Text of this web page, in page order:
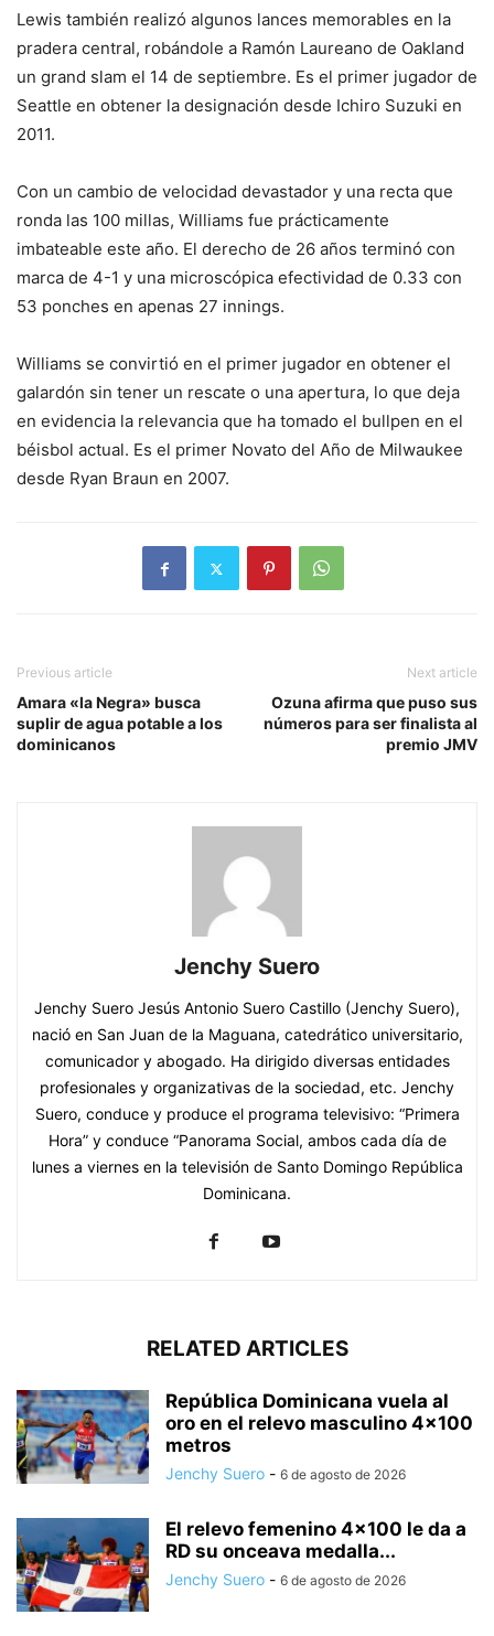
Lewis también realizó al­gunos lances memorables en la
pradera central, ro­bándole a Ramón Laureano de Oakland
un grand slam el 14 de septiembre. Es el primer jugador de
Seatt­le en obtener la designa­ción desde Ichiro Suzuki en
2011.
Con un cambio de velo­cidad devastador y una rec­ta que
ronda las 100 millas, Williams fue prácticamen­te
imbateable este año. El derecho de 26 años termi­nó con
marca de 4-1 y una microscópica efectividad de 0.33 con
53 ponches en apenas 27 innings.
Williams se convirtió en el primer jugador en obte­ner el
galardón sin tener un rescate o una apertura, lo que deja
en evidencia la re­levancia que ha tomado el bullpen en el
béisbol actual. Es el primer Novato del Año de Milwaukee
desde Ryan Braun en 2007.
Previous article
Amara «la Negra» busca
suplir de agua potable a los
dominicanos
Next article
Ozuna afirma que puso sus
números para ser finalista al
premio JMV
Jenchy Suero
Jenchy Suero Jesús Antonio Suero Castillo (Jenchy Suero),
nació en San Juan de la Maguana, catedrático universitario,
comunicador y abogado. Ha dirigido diversas entidades
profesionales y organizativas de la sociedad, etc. Jenchy
Suero, conduce y produce el programa televisivo: “Primera
Hora” y conduce “Panorama Social, ambos cada día de
lunes a viernes en la televisión de Santo Domingo República
Dominicana.
RELATED ARTICLES
República Dominicana vuela al
oro en el relevo masculino 4×100
metros
Jenchy Suero - 6 de agosto de 2026
El relevo femenino 4×100 le da a
RD su onceava medalla...
Jenchy Suero - 6 de agosto de 2026